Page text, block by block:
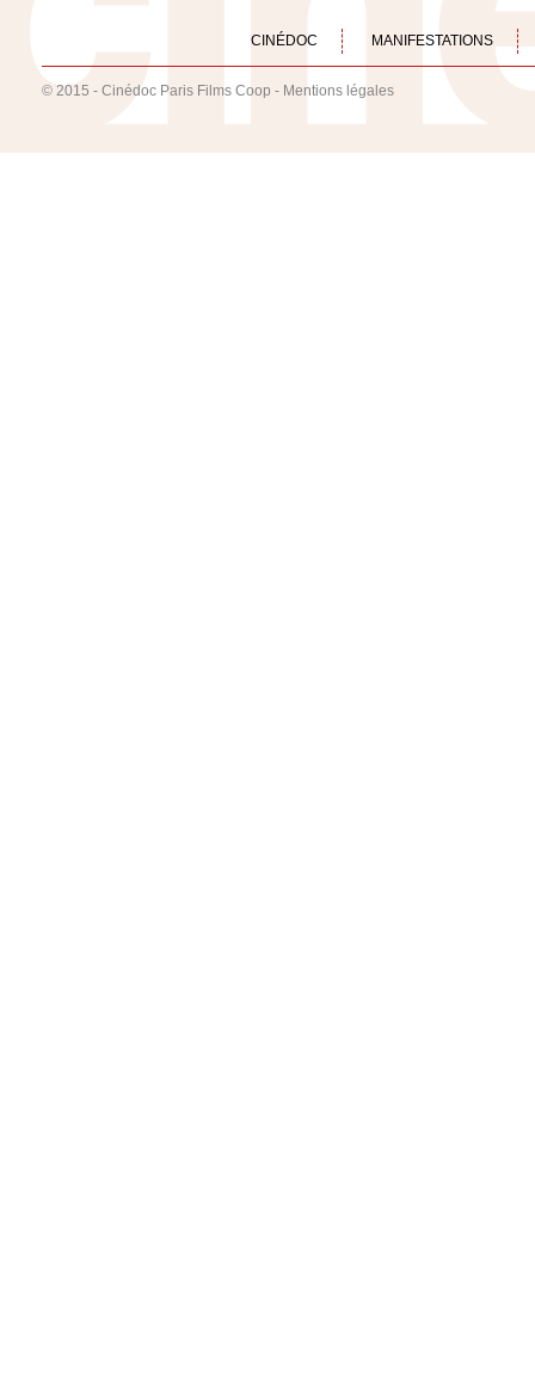
CINÉDOC MANIFESTATIONS
© 2015 - Cinédoc Paris Films Coop - Mentions légales